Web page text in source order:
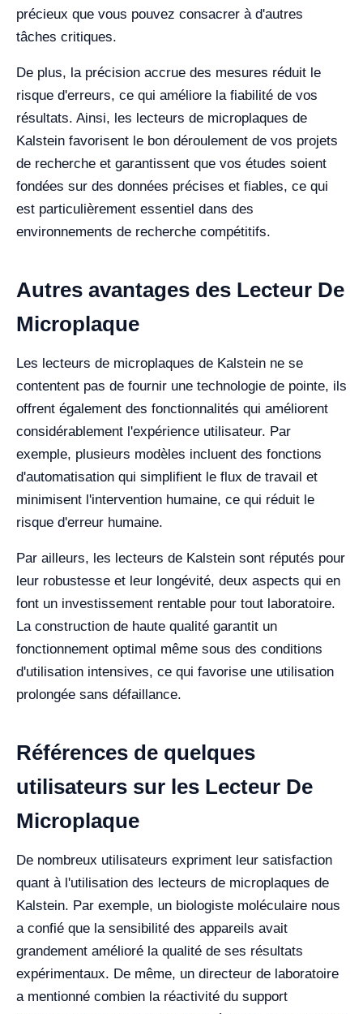
précieux que vous pouvez consacrer à d'autres
tâches critiques.
De plus, la précision accrue des mesures réduit le
risque d'erreurs, ce qui améliore la fiabilité de vos
résultats. Ainsi, les lecteurs de microplaques de
Kalstein favorisent le bon déroulement de vos projets
de recherche et garantissent que vos études soient
fondées sur des données précises et fiables, ce qui
est particulièrement essentiel dans des
environnements de recherche compétitifs.
Autres avantages des Lecteur De
Microplaque
Les lecteurs de microplaques de Kalstein ne se
contentent pas de fournir une technologie de pointe, ils
offrent également des fonctionnalités qui améliorent
considérablement l'expérience utilisateur. Par
exemple, plusieurs modèles incluent des fonctions
d'automatisation qui simplifient le flux de travail et
minimisent l'intervention humaine, ce qui réduit le
risque d'erreur humaine.
Par ailleurs, les lecteurs de Kalstein sont réputés pour
leur robustesse et leur longévité, deux aspects qui en
font un investissement rentable pour tout laboratoire.
La construction de haute qualité garantit un
fonctionnement optimal même sous des conditions
d'utilisation intensives, ce qui favorise une utilisation
prolongée sans défaillance.
Références de quelques
utilisateurs sur les Lecteur De
Microplaque
De nombreux utilisateurs expriment leur satisfaction
quant à l'utilisation des lecteurs de microplaques de
Kalstein. Par exemple, un biologiste moléculaire nous
a confié que la sensibilité des appareils avait
grandement amélioré la qualité de ses résultats
expérimentaux. De même, un directeur de laboratoire
a mentionné combien la réactivité du support